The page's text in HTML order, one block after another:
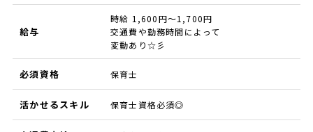
給与
時給 1,600円～1,700円
交通費や勤務時間によって
変動あり☆彡
必須資格 保育士
活かせるスキル 保育士資格必須◎